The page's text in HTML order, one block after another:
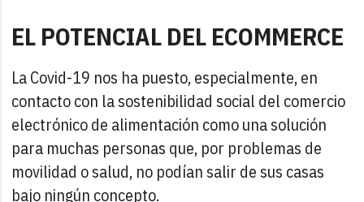
EL POTENCIAL DEL ECOMMERCE
La Covid-19 nos ha puesto, especialmente, en
contacto con la sostenibilidad social del comercio
electrónico de alimentación como una solución
para muchas personas que, por problemas de
movilidad o salud, no podían salir de sus casas
bajo ningún concepto.